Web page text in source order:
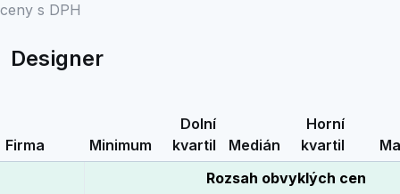
ceny s DPH
Designer
Firma Minimum
Dolní
kvartil
Medián
Horní
kvartil
Rozsah obvyklých cen